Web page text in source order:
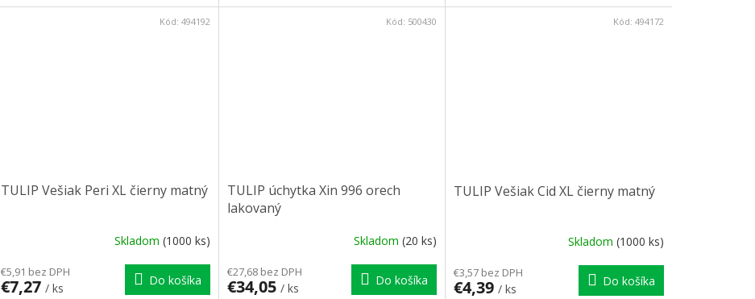
TULIP Vešiak Peri XL čierny matný
Skladom (1000 ks)
€5,91 bez DPH
€7,27 / ks
Do košíka
Kód: 494192
TULIP úchytka Xin 996 orech
lakovaný
Skladom (20 ks)
€27,68 bez DPH
€34,05 / ks
Do košíka
Kód: 500430
TULIP Vešiak Cid XL čierny matný
Skladom (1000 ks)
€3,57 bez DPH
€4,39 / ks
Do košíka
Kód: 494172